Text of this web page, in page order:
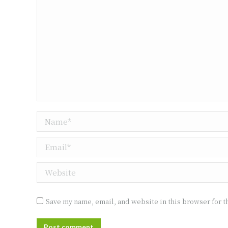
Name *
Email *
Website
Save my name, email, and website in this browser for